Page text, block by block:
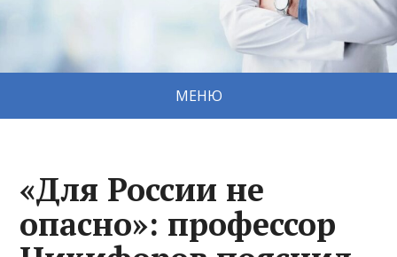
МЕНЮ
«Для России не
опасно»: профессор